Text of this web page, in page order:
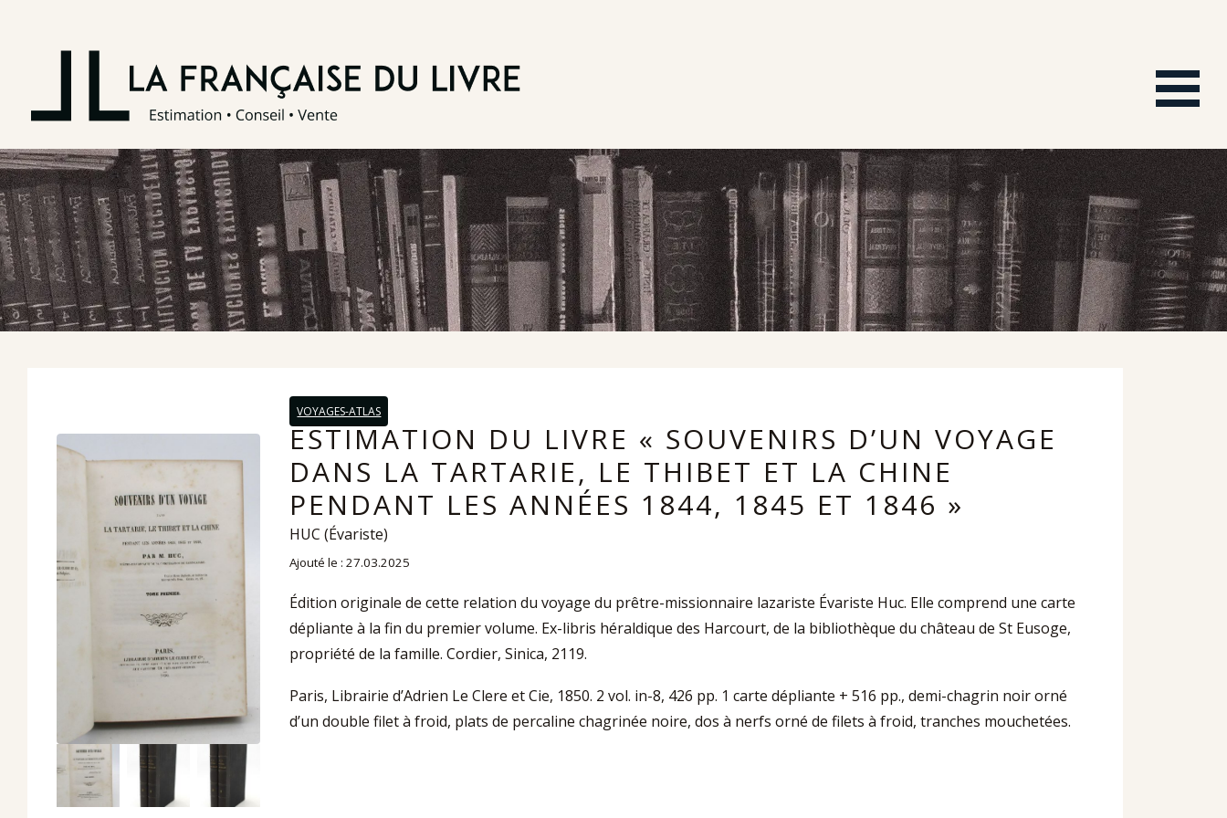
VOYAGES-ATLAS
ESTIMATION DU LIVRE « SOUVENIRS D’UN VOYAGE
DANS LA TARTARIE, LE THIBET ET LA CHINE
PENDANT LES ANNÉES 1844, 1845 ET 1846 »
HUC (Évariste)
Ajouté le : 27.03.2025
Édition originale de cette relation du voyage du prêtre-missionnaire lazariste Évariste Huc. Elle comprend une carte
dépliante à la fin du premier volume. Ex-libris héraldique des Harcourt, de la bibliothèque du château de St Eusoge,
propriété de la famille. Cordier, Sinica, 2119.
Paris, Librairie d’Adrien Le Clere et Cie, 1850. 2 vol. in-8, 426 pp. 1 carte dépliante + 516 pp., demi-chagrin noir orné
d’un double filet à froid, plats de percaline chagrinée noire, dos à nerfs orné de filets à froid, tranches mouchetées.